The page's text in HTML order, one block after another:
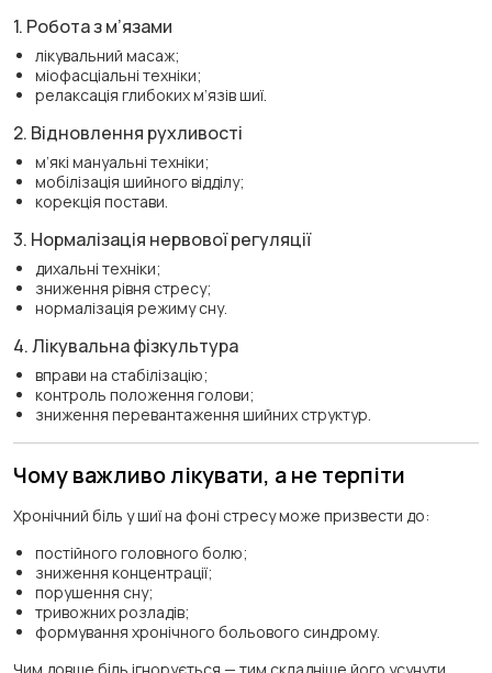
1. Робота з м’язами
лікувальний масаж;
міофасціальні техніки;
релаксація глибоких м’язів шиї.
2. Відновлення рухливості
м’які мануальні техніки;
мобілізація шийного відділу;
корекція постави.
3. Нормалізація нервової регуляції
дихальні техніки;
зниження рівня стресу;
нормалізація режиму сну.
4. Лікувальна фізкультура
вправи на стабілізацію;
контроль положення голови;
зниження перевантаження шийних структур.
Чому важливо лікувати, а не терпіти
Хронічний біль у шиї на фоні стресу може призвести до:
постійного головного болю;
зниження концентрації;
порушення сну;
тривожних розладів;
формування хронічного больового синдрому.
Чим довше біль ігнорується — тим складніше його усунути.